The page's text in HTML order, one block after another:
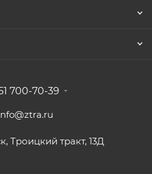
700-70-39
Троицкий тракт, 13Д